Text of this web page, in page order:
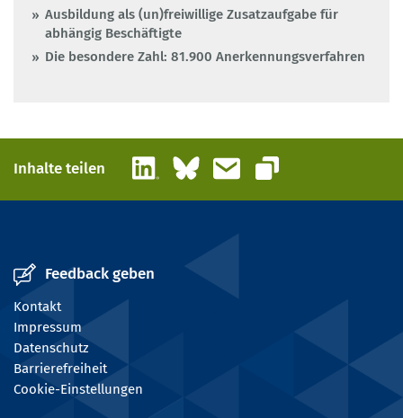
Ausbildung als (un)freiwillige Zusatzaufgabe für
abhängig Beschäftigte
Die besondere Zahl: 81.900 Anerkennungsverfahren
Inhalte teilen LinkedInBlueskyE-Mail
Link kopieren
Feedback geben
Kontakt
Impressum
Datenschutz
Barrierefreiheit
Cookie-Einstellungen